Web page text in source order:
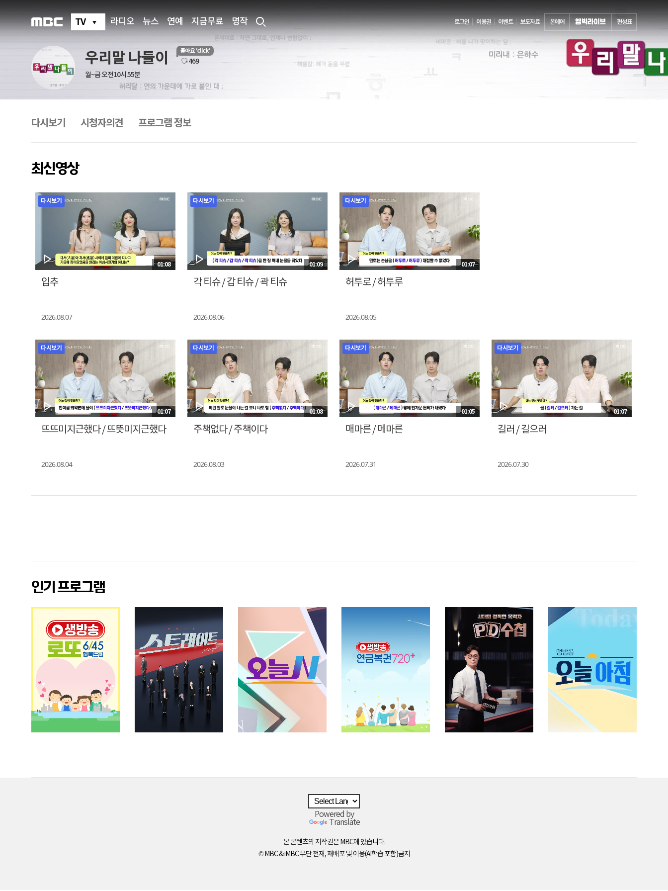
TV 라디오 뉴스 연예 지금무료 명작 로그인 이용권 이벤트 보도자료 온에어 편성표
말
나
우리말 나들이
월~금 오전10시 55분
좋 ♡ 469
다시보기 시청자의견 프로그램 정보
최신영상
다시보기
01:08
입추
2026.08.07
다시보기
01:09
각 티슈 / 갑 티슈 / 곽 티슈
2026.08.06
다시보기
01:07
허투로 / 허투루
2026.08.05
다시보기
01:07
뜨뜨미지근했다 / 뜨뜻미지근했다
2026.08.04
다시보기
01:08
주책없다 / 주책이다
2026.08.03
다시보기
01:05
매마른 / 메마른
2026.07.31
다시보기
01:07
길러 / 길으러
2026.07.30
인기 프로그램
Powered by
Translate
본 콘텐츠의 저작권은 MBC에 있습니다.
© MBC & iMBC 무단 전재, 재배포 및 이용(AI학습 포함)금지